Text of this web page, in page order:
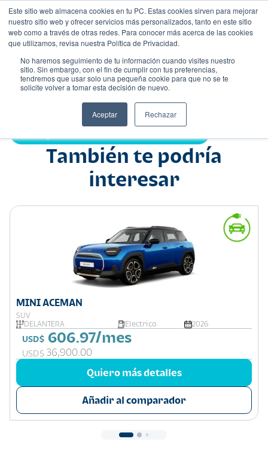
Este sitio web almacena cookies en tu PC. Estas cookies sirven para mejorar
nuestro sitio web y ofrecer servicios más personalizados, tanto en este sitio
web como a través de otras redes. Para conocer más acerca de las cookies
que utilizamos, revisa nuestra Política de Privacidad.
No haremos seguimiento de tu información cuando visites nuestro
sitio. Sin embargo, con el fin de cumplir con tus preferencias,
tendremos que usar solo una pequeña cookie para que no se te
solicite volver a tomar esta decisión de nuevo.
Aceptar Rechazar
Nombre
También te podría
interesar
MINI ACEMAN
SUV
DELANTERA
Electrico 2026
USD$ 606.97/mes
USD$ 36,900.00
Quiero más detalles
Añadir al comparador